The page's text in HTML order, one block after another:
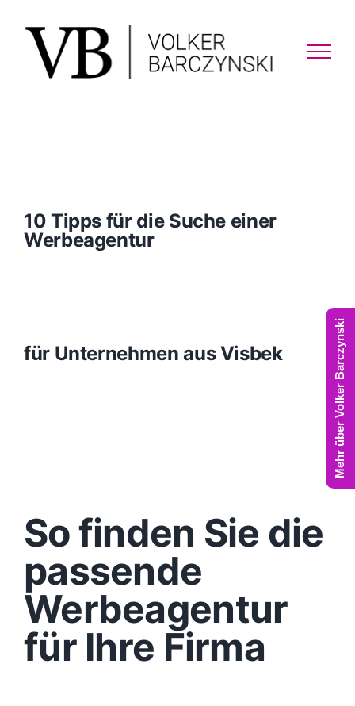
content
10 Tipps für die Suche einer
Werbeagentur
für Unternehmen aus Visbek
So finden Sie die
passende
Werbeagentur
für Ihre Firma
Mehr über Volker Barczynski